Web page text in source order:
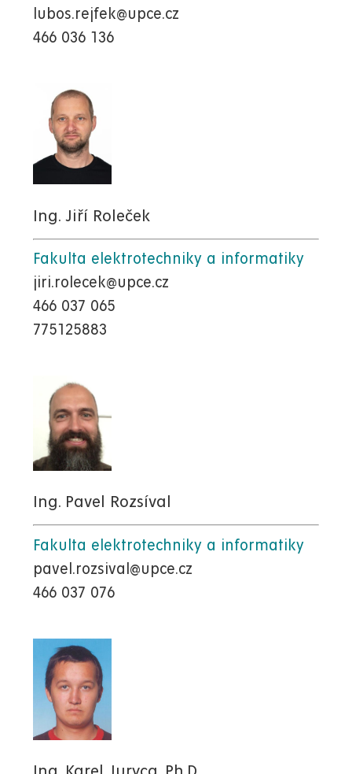
lubos.rejfek@upce.cz
466 036 136
Ing. Jiří Roleček
Fakulta elektrotechniky a informatiky
jiri.rolecek@upce.cz
466 037 065
775125883
Ing. Pavel Rozsíval
Fakulta elektrotechniky a informatiky
pavel.rozsival@upce.cz
466 037 076